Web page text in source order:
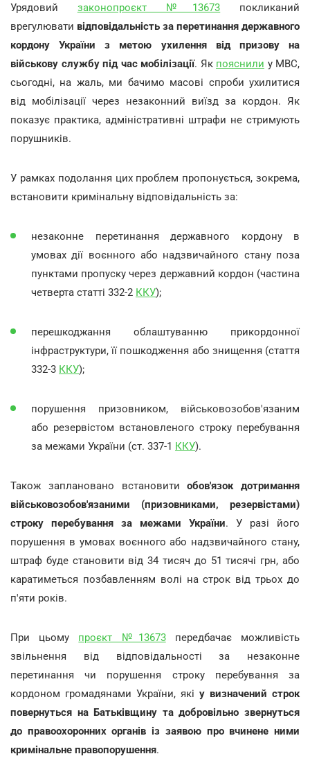
Урядовий законопроєкт №13673 покликаний
врегулювати відповідальність за перетинання державного
кордону України з метою ухилення від призову на
військову службу під час мобілізації. Як пояснили у МВС,
сьогодні, на жаль, ми бачимо масові спроби ухилитися
від мобілізації через незаконний виїзд за кордон. Як
показує практика, адміністративні штрафи не стримують
порушників.
У рамках подолання цих проблем пропонується, зокрема,
встановити кримінальну відповідальність за:
незаконне перетинання державного кордону в
умовах дії воєнного або надзвичайного стану поза
пунктами пропуску через державний кордон (частина
четверта статті 332-2 ККУ);
перешкоджання облаштуванню прикордонної
інфраструктури, її пошкодження або знищення (стаття
332-3 ККУ);
порушення призовником, військовозобов'язаним
або резервістом встановленого строку перебування
за межами України (ст. 337-1 ККУ).
Також заплановано встановитиобов'язок дотримання
військовозобов'язаними (призовниками, резервістами)
строку перебування за межами України. У разі його
порушення в умовах воєнного або надзвичайного стану,
штраф буде становити від 34 тисяч до 51 тисячі грн, або
каратиметься позбавленням волі на строк від трьох до
п'яти років.
При цьому проєкт №13673передбачає можливість
звільнення від відповідальності за незаконне
перетинання чи порушення строку перебування за
кордоном громадянами України, які у визначений строк
повернуться на Батьківщину та добровільно звернуться
до правоохоронних органів із заявою про вчинене ними
кримінальне правопорушення.